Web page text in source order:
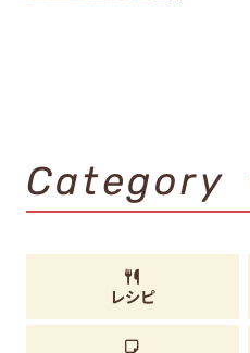
Category
レシピ